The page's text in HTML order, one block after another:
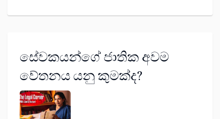
සේවකයන්ගේ ජාතික අවම
වේතනය යනු කුමක්ද?